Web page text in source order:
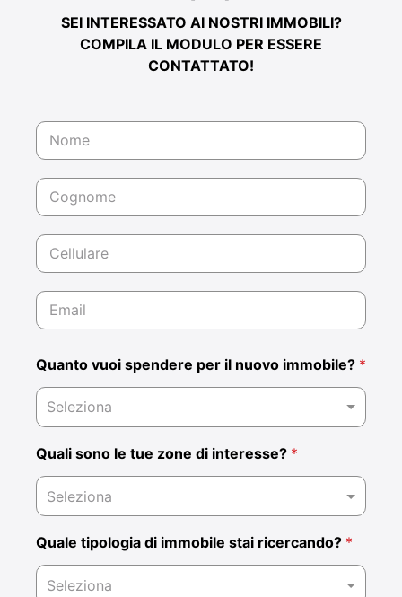
SEI INTERESSATO AI NOSTRI IMMOBILI?
COMPILA IL MODULO PER ESSERE
CONTATTATO!
N
m
e
C
g
n
m
e
*
C
l
l
l
r
*
E
a
l
*
Quanto vuoi spendere per il nuovo immobile? *
Seleziona
Quali sono le tue zone di interesse? *
Quale tipologia di immobile stai ricercando? *